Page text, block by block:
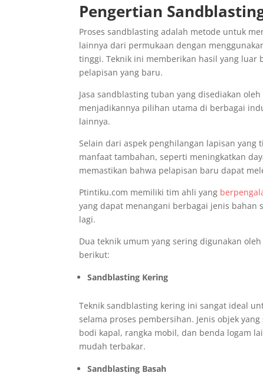
Pengertian
Proses sandblasting adalah metode untuk
lainnya dari permukaan dengan
tinggi. Teknik ini memberikan hasil yang
pelapisan yang baru.
Jasa sandblasting tuban yang disediakan oleh
menjadikannya pilihan utama di berbagai
lainnya.
Selain dari aspek penghilangan lapisan
manfaat tambahan, seperti meningkatkan
memastikan bahwa pelapisan baru dapat
Ptintiku.com memiliki tim ahli yang
yang dapat menangani berbagai jenis bahan
lagi.
Dua teknik umum yang sering digunakan
berikut:
Sandblasting Kering
Teknik sandblasting kering ini sangat ideal
selama proses pembersihan. Jenis objek
bodi kapal, rangka mobil, dan benda logam
mudah terbakar.
Sandblasting Basah